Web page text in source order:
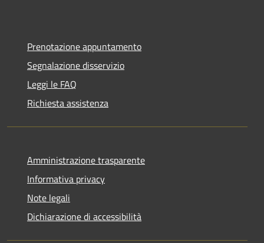
Prenotazione appuntamento
Segnalazione disservizio
Leggi le FAQ
Richiesta assistenza
Amministrazione trasparente
Informativa privacy
Note legali
Dichiarazione di accessibilità